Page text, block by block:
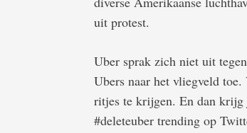
uit protest.
Uber sprak zich niet uit
Ubers naar het vliegveld
ritjes te krijgen. En dan krijg
#deleteuber trending op